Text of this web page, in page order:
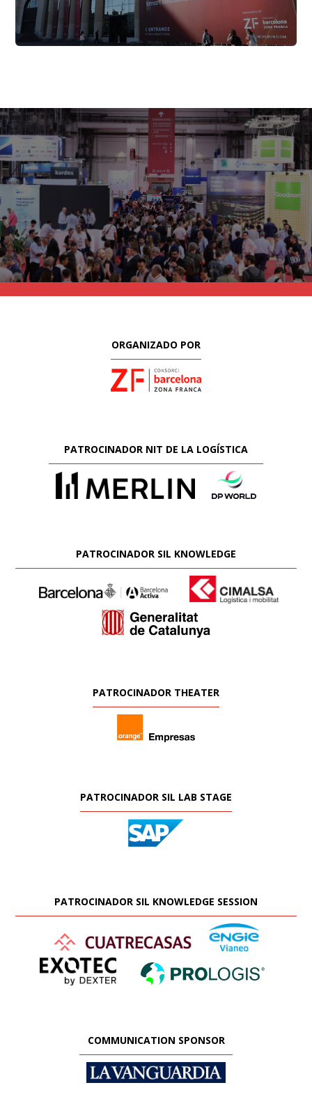
ORGANIZADO POR
PATROCINADOR NIT DE LA LOGÍSTICA
PATROCINADOR SIL KNOWLEDGE
PATROCINADOR THEATER
PATROCINADOR SIL LAB STAGE
PATROCINADOR SIL KNOWLEDGE SESSION
COMMUNICATION SPONSOR